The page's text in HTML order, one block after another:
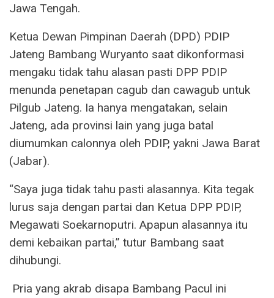
Jawa Tengah.
Ketua Dewan Pimpinan Daerah (DPD) PDIP
Jateng Bambang Wuryanto saat dikonformasi
mengaku tidak tahu alasan pasti DPP PDIP
menunda penetapan cagub dan cawagub untuk
Pilgub Jateng. Ia hanya mengatakan, selain
Jateng, ada provinsi lain yang juga batal
diumumkan calonnya oleh PDIP, yakni Jawa Barat
(Jabar).
“Saya juga tidak tahu pasti alasannya. Kita tegak
lurus saja dengan partai dan Ketua DPP PDIP,
Megawati Soekarnoputri. Apapun alasannya itu
demi kebaikan partai,” tutur Bambang saat
dihubungi.
Pria yang akrab disapa Bambang Pacul ini